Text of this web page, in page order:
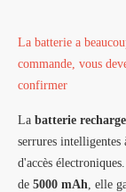
La batterie a
commande, vous
confirmer
La batterie
serrures intelligentes
d'accès
de 5000 mAh, elle